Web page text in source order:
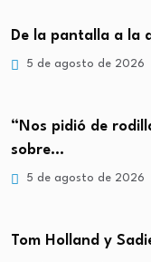
De la pantalla a la
5 de agosto de 2026
“Nos pidió de
sobre…
5 de agosto de 2026
Tom Holland y